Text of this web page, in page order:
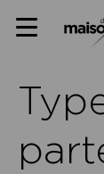
Panneau
to
Primary